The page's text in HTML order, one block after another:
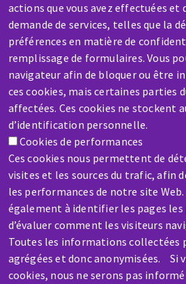
actions que vous avez effectuées
demande de services, telles que la
préférences en matière de
remplissage de formulaires. Vous
navigateur afin de bloquer ou être
ces cookies, mais certaines parties
affectées. Ces cookies ne stockent
d’identification personnelle.
Cookies de performances
Ces cookies nous permettent de
visites et les sources du trafic, afin
les performances de notre site
également à identifier les pages
d’évaluer comment les visiteurs
Toutes les informations collectées
agrégées et donc anonymisées. Si
cookies, nous ne serons pas
Contactez-
SAV /
Une machine cassée
Contactez-